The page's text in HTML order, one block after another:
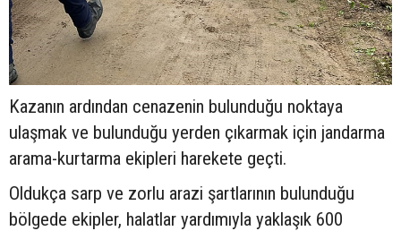
Kazanın ardından cenazenin bulunduğu noktaya
ulaşmak ve bulunduğu yerden çıkarmak için jandarma
arama-kurtarma ekipleri harekete geçti.
Oldukça sarp ve zorlu arazi şartlarının bulunduğu
bölgede ekipler, halatlar yardımıyla yaklaşık 600